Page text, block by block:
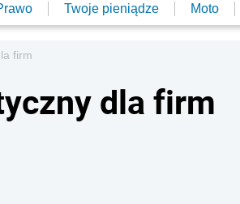
Twoje pieniądze Moto
firm
dla firm